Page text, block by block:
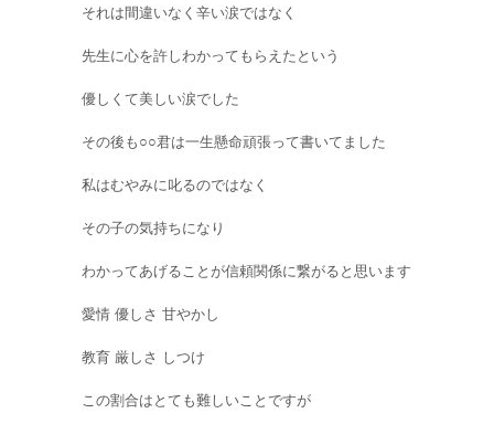
それは間違いなく辛い涙ではなく
先生に心を許しわかってもらえたという
優しくて美しい涙でした
その後も○○君は一生懸命頑張って書いてました
私はむやみに叱るのではなく
その子の気持ちになり
わかってあげることが信頼関係に繋がると思います
愛情 優しさ 甘やかし
教育 厳しさ しつけ
この割合はとても難しいことですが